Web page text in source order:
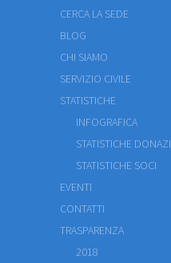
CERCA LA SEDE
BLOG
CHI SIAMO
SERVIZIO CIVILE
STATISTICHE
INFOGRAFICA
STATISTICHE
STATISTICHE SOCI
EVENTI
CONTATTI
TRASPARENZA
2018